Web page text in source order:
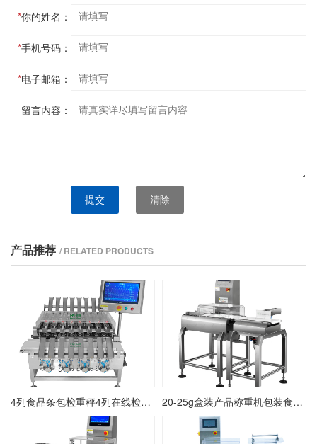
*你的姓名：
*手机号码：
*电子邮箱：
留言内容：
提交 清除
产品推荐 / RELATED PRODUCTS
4列食品条包检重秤4列在线检重秤4列条包动态称重机 20-25g盒装产品称重机包装食品盒装称重检测机在线盒装自动检重秤